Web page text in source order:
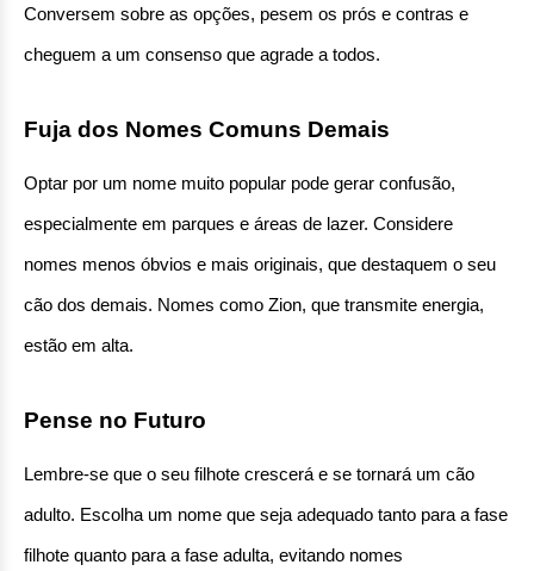
Conversem sobre as opções, pesem os prós e contras e
cheguem a um consenso que agrade a todos.
Fuja dos Nomes Comuns Demais
Optar por um nome muito popular pode gerar confusão,
especialmente em parques e áreas de lazer. Considere
nomes menos óbvios e mais originais, que destaquem o seu
cão dos demais. Nomes como Zion, que transmite energia,
estão em alta.
Pense no Futuro
Lembre-se que o seu filhote crescerá e se tornará um cão
adulto. Escolha um nome que seja adequado tanto para a fase
filhote quanto para a fase adulta, evitando nomes